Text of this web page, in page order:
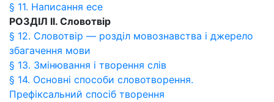
§ 11. Написання есе
РОЗДІЛ ІІ. Словотвір
§ 12. Словотвір — розділ мовознавства і джерело
збагачення мови
§ 13. Змінювання і творення слів
§ 14. Основні способи словотворення.
Префіксальний спосіб творення